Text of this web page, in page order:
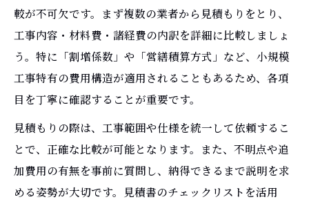
較が不可欠です。まず複数の業者から見積もりをとり、
工事内容・材料費・諸経費の内訳を詳細に比較しましょ
う。特に「割増係数」や「営繕積算方式」など、小規模
工事特有の費用構造が適用されることもあるため、各項
目を丁寧に確認することが重要です。
見積もりの際は、工事範囲や仕様を統一して依頼するこ
とで、正確な比較が可能となります。また、不明点や追
加費用の有無を事前に質問し、納得できるまで説明を求
める姿勢が大切です。見積書のチェックリストを活用